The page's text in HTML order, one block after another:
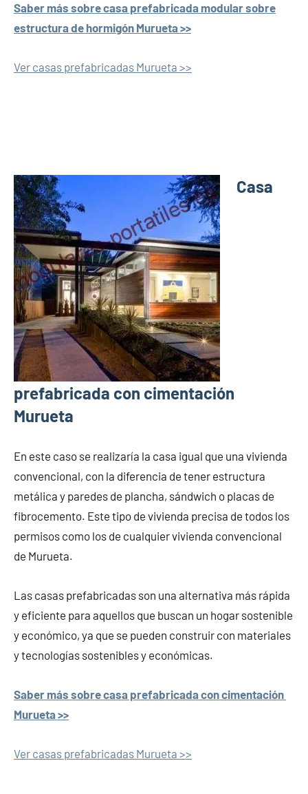
Saber más sobre casa prefabricada modular sobre
estructura de hormigón Murueta >>
Ver casas prefabricadas Murueta >>
Casa
prefabricada con cimentación
Murueta
En este caso se realizaría la casa igual que una vivienda
convencional, con la diferencia de tener estructura
metálica y paredes de plancha, sándwich o placas de
fibrocemento. Este tipo de vivienda precisa de todos los
permisos como los de cualquier vivienda convencional
de Murueta.
Las casas prefabricadas son una alternativa más rápida
y eficiente para aquellos que buscan un hogar sostenible
y económico, ya que se pueden construir con materiales
y tecnologías sostenibles y económicas.
Saber más sobre casa prefabricada con cimentación
Murueta >>
Ver casas prefabricadas Murueta >>